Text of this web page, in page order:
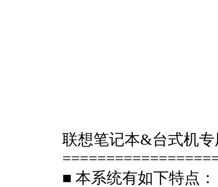
联想笔记本&台式机专
■ 本系统有如下特点：